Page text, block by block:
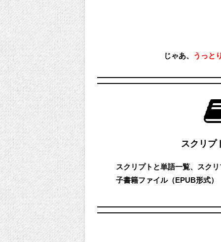
じゃあ、 うっと
スクリプ
スクリプトと単語一覧、スク
子書籍ファイル（EPUB形式）